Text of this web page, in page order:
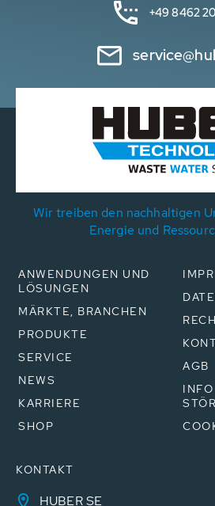
+49 8462
Wir treiben den nachhaltigen
Energie und
ANWENDUNGEN UND
LÖSUNGEN
MÄRKTE, BRANCHEN
PRODUKTE
SERVICE
NEWS
KARRIERE
SHOP
AGB
INFO
KONTAKT
HUBER SE